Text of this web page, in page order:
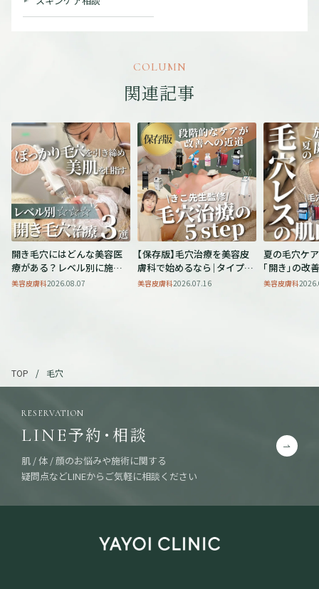
COLUMN
関連記事
開き毛穴にはどんな美容医
療がある？レベル別に施術
法をご紹介
美容皮膚科2026.08.07
【保存版】毛穴治療を美容皮
膚科で始めるなら｜タイプ別
ケア5STEP
美容皮膚科2026.07.16
夏の毛穴ケア
「開き」の改
術5選を解説
美容皮膚科
TOP 毛穴
LINE予約・相談
RESERVATION
肌 / 体 / 顔のお悩みや施術に関する
疑問点などLINEからご気軽に相談ください